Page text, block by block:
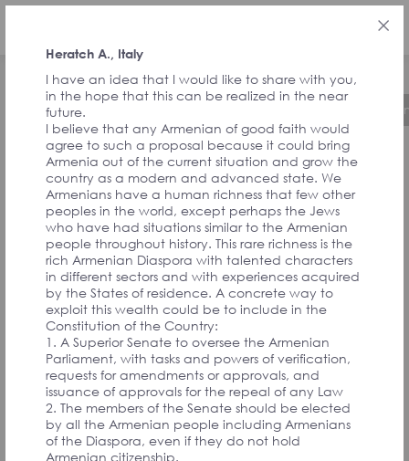
About the Initiative
FEEDBACK FROM
SIGNATORIES
AND
CONVENTION
PARTICIPANTS
Heratch A., Italy
I have an idea that I would like to share with you,
in the hope that this can be realized in the near
future.
I believe that any Armenian of good faith would
agree to such a proposal because it could bring
Armenia out of the current situation and grow the
country as a modern and advanced state. We
Armenians have a human richness that few other
peoples in the world, except perhaps the Jews
who have had situations similar to the Armenian
people throughout history. This rare richness is the
rich Armenian Diaspora with talented characters
in different sectors and with experiences acquired
by the States of residence. A concrete way to
exploit this wealth could be to include in the
Constitution of the Country:
1. A Superior Senate to oversee the Armenian
Parliament, with tasks and powers of verification,
requests for amendments or approvals, and
issuance of approvals for the repeal of any Law
2. The members of the Senate should be elected
by all the Armenian people including Armenians
of the Diaspora, even if they do not hold
Armenian citizenship.